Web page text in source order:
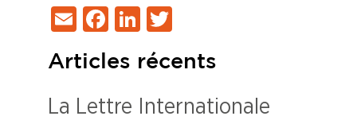
EmailFacebook
LinkedIn
Articles récents
La Lettre Internationale